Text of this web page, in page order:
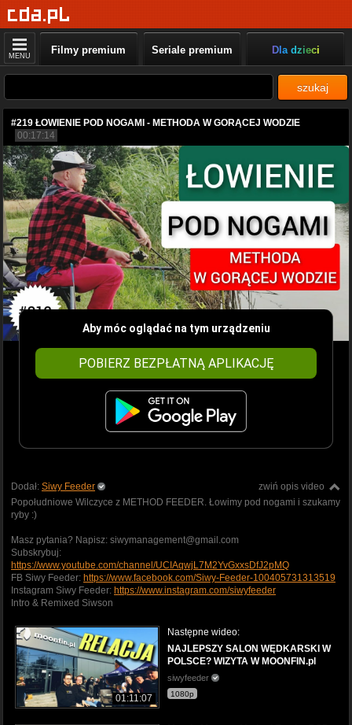
MENU Filmy premium Seriale premium Dla dzieci
szukaj
#219 ŁOWIENIE POD NOGAMI - METHODA W GORĄCEJ WODZIE
00:17:14
Aby móc oglądać na tym urządzeniu
POBIERZ BEZPŁATNĄ APLIKACJĘ
zwiń opis video
Dodał: Siwy Feeder
Popołudniowe Wilczyce z METHOD FEEDER. Łowimy pod nogami i szukamy
ryby :)
Masz pytania? Napisz: siwymanagement@gmail.com
Subskrybuj:
https://www.youtube.com/channel/UCIAqwjL7M2YvGxxsDfJ2pMQ
FB Siwy Feeder: https://www.facebook.com/Siwy-Feeder-100405731313519
Instagram Siwy Feeder: https://www.instagram.com/siwyfeeder
Intro & Remixed Siwson
01:11:07
Następne wideo:
NAJLEPSZY SALON WĘDKARSKI W
POLSCE? WIZYTA W MOONFIN.pl
siwyfeeder
1080p